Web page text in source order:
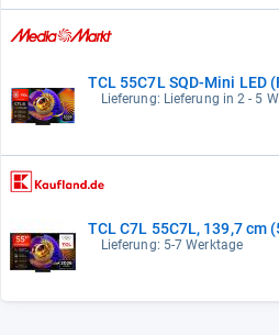
TCL 55C7L SQD-Mini LED
Lieferung: Lieferung in 2 - 5
TCL C7L 55C7L, 139,7 cm
Lieferung: 5-7 Werktage